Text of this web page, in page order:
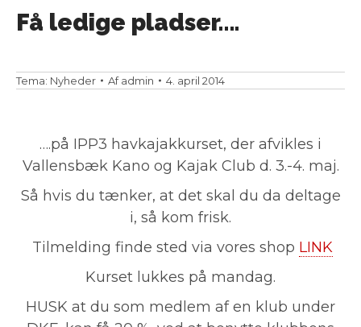
Få ledige pladser….
Tema: Nyheder Afadmin 4. april 2014
….på IPP3 havkajakkurset, der afvikles i
Vallensbæk Kano og Kajak Club d. 3.-4. maj.
Så hvis du tænker, at det skal du da deltage
i, så kom frisk.
Tilmelding finde sted via vores shop LINK
Kurset lukkes på mandag.
HUSK at du som medlem af en klub under